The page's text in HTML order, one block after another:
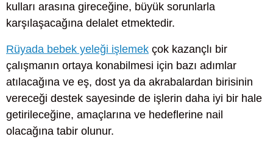
kulları arasına gireceğine, büyük sorunlarla
karşılaşacağına delalet etmektedir.
Rüyada bebek yeleği işlemek çok kazançlı bir
çalışmanın ortaya konabilmesi için bazı adımlar
atılacağına ve eş, dost ya da akrabalardan birisinin
vereceği destek sayesinde de işlerin daha iyi bir hale
getirileceğine, amaçlarına ve hedeflerine nail
olacağına tabir olunur.